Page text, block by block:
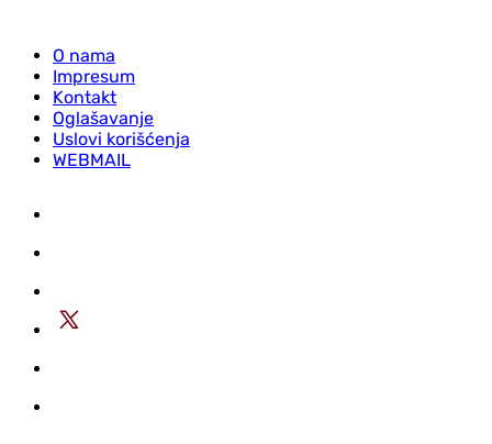
O nama
Impresum
Kontakt
Oglašavanje
Uslovi korišćenja
WEBMAIL